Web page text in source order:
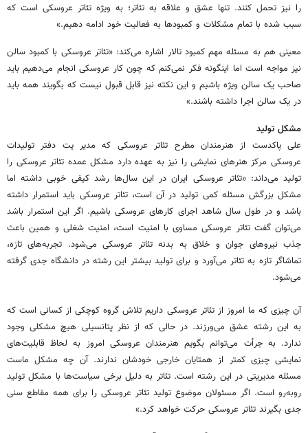
را نیز تحمل کنند. تنها عشق و علاقه به تئاتر؛ به ویژه تئاتر عروسکی است که
سبب شده با تمام مشکلات و کمبودها به فعالیت خود ادامه دهیم.»
معینی هم به مسئله مهم کمبود تالار اشاره می‌کند: «تئاتر عروسکی با کمبود سالن
نیز مواجه است اما اینگونه فکر نمی‌کنم که چون کار عروسکی انجام می‌دهیم باید
صاحب یک سالن ویژه باشیم و این نکته نیز قابل قبول نیست که بگویند همه باید
در یک سالن اجرا داشته باشند.»
مشکل تولید
علی پاکدست از هنرمندان مطرح تئاتر عروسکی که مدیر یت دفتر تولیدات
عروسکی مرکز هنرهای نمایشی را نیز به عهده دارد مشکل عمده تئاتر عروسکی را
تولید می‌داند: «تئاتر عروسکی ایران در این سال‌ها رشد کیفی خوبی داشته اما
مشکل بزرگش مسئله کمی تولید در آن است، تئاتر عروسکی باید استمرار داشته
باشد و در طول سال شاهد اجرای کارهای عروسکی باشیم. اگر این استمرار باشد
می‌توان گفت تئاتر عروسکی مساوی با امنیت است، امنیت شغلی و همین باعث
جذب نیروهای جوان و خلاق به بدنه تئاتر عروسکی می‌شود. تجربه‌های تازه،
تماشاگر تازه به تئاتر می‌آورد و برای تولید بیشتر این رشته در دانشگاه جدی گرفته
می‌شود.
آن چیزی که ما امروز از تئاتر عروسکی داریم تلاش گروه کوچکی از کسانی است که
به این رشته عشق می‌ورزند. در حالی که از نظر پتانسیلی هیچ مشکلی وجود
ندارد. به جرأت می‌توانم بگویم هنرمندان عروسکی امروز به لحاظ قابلیت‌های
نمایشی چیزی کمتر از همتایان خارجی خودشان ندارند. آن چه مشکل ماست
مسئله مدیریتی در این رشته است. تئاتر به دلیل برخی سیاست‌ها با مشکل تولید
روبه‌رو است. اگر مسئولان موضوع تولید تئاتر عروسکی را برای همه مقاطع سنی
جدی بگیرند تئاتر عروسکی حرکت خواهد کرد.»